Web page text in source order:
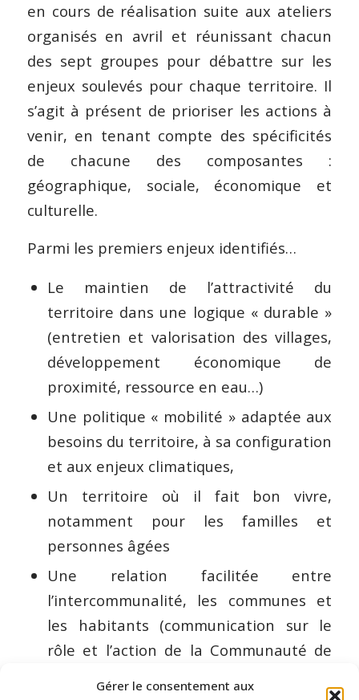
Gérer le consentement aux
en cours de réalisation suite aux ateliers
organisés en avril et réunissant chacun
des sept groupes pour débattre sur les
enjeux soulevés pour chaque territoire. Il
s’agit à présent de prioriser les actions à
venir, en tenant compte des spécificités
de chacune des composantes :
géographique, sociale, économique et
culturelle.
Parmi les premiers enjeux identifiés…
Le maintien de l’attractivité du
territoire dans une logique « durable »
(entretien et valorisation des villages,
développement économique de
proximité, ressource en eau…)
Une politique « mobilité » adaptée aux
besoins du territoire, à sa configuration
et aux enjeux climatiques,
Un territoire où il fait bon vivre,
notamment pour les familles et
personnes âgées
Une relation facilitée entre
l’intercommunalité, les communes et
les habitants (communication sur le
rôle et l’action de la Communauté de